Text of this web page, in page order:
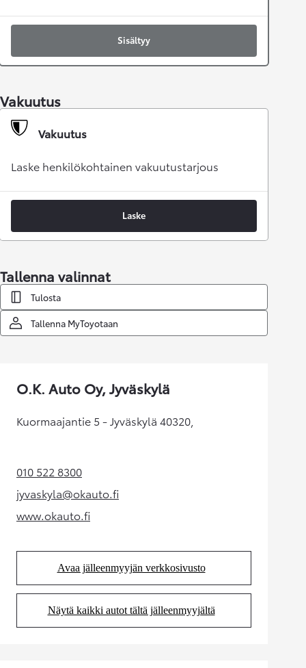
Sisältyy
Vakuutus
Vakuutus
Laske henkilökohtainen vakuutustarjous
Laske
Tallenna valinnat
Tulosta
Tallenna MyToyotaan
O.K. Auto Oy, Jyväskylä
Kuormaajantie 5 - Jyväskylä 40320,
010 522 8300(Aukeaa uudessa välilehdessä)
jyvaskyla@okauto.fi(Aukeaa uudessa välilehdessä)
www.okauto.fi(Aukeaa uudessa välilehdessä)
Avaa jälleenmyyjän verkkosivusto
(Aukeaa uudessa välilehdessä)
Näytä kaikki autot tältä jälleenmyyjältä
(Aukeaa uudessa välilehdessä)